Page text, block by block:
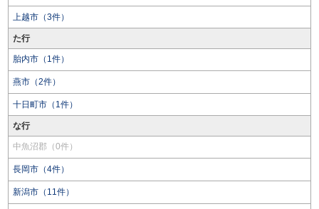
上越市（3件）
た行
胎内市（1件）
燕市（2件）
十日町市（1件）
な行
中魚沼郡（0件）
長岡市（4件）
新潟市（11件）